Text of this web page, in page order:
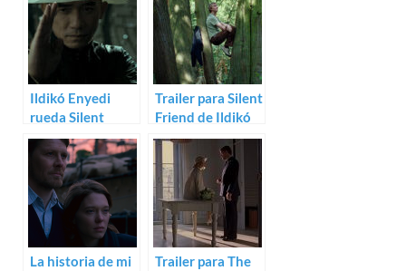
Ildikó Enyedi
rueda Silent
Friend con Tony
Leung
Trailer para Silent
Friend de Ildikó
Enyedi
La historia de mi
Trailer para The